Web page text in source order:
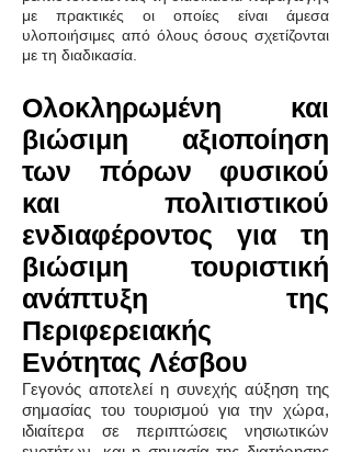
με πρακτικές οι οποίες είναι άμεσα
υλοποιήσιμες από όλους όσους σχετίζονται
με τη διαδικασία.
Ολοκληρωμένη και
βιώσιμη αξιοποίηση
των πόρων φυσικού
και πολιτιστικού
ενδιαφέροντος για τη
βιώσιμη τουριστική
ανάπτυξη της
Περιφερειακής
Ενότητας Λέσβου
Γεγονός αποτελεί η συνεχής αύξηση της
σημασίας του τουρισμού για την χώρα,
ιδιαίτερα σε περιπτώσεις νησιωτικών